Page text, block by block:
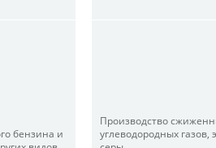
бензина и
Производство
углеводородных газов,